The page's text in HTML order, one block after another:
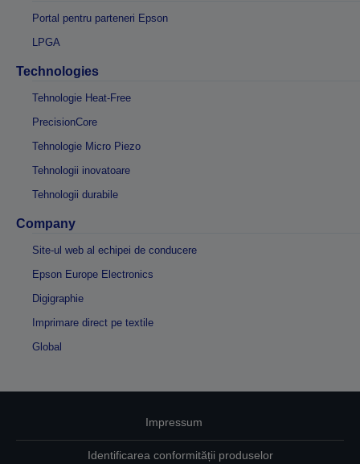
Portal pentru parteneri Epson
LPGA
Technologies
Tehnologie Heat-Free
PrecisionCore
Tehnologie Micro Piezo
Tehnologii inovatoare
Tehnologii durabile
Company
Site-ul web al echipei de conducere
Epson Europe Electronics
Digigraphie
Imprimare direct pe textile
Global
Impressum
Identificarea conformității produselor